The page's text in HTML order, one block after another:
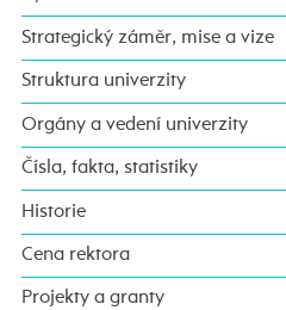
Strategický záměr, mise a vize
Struktura univerzity
Orgány a vedení univerzity
Čísla, fakta, statistiky
Historie
Cena rektora
Projekty a granty